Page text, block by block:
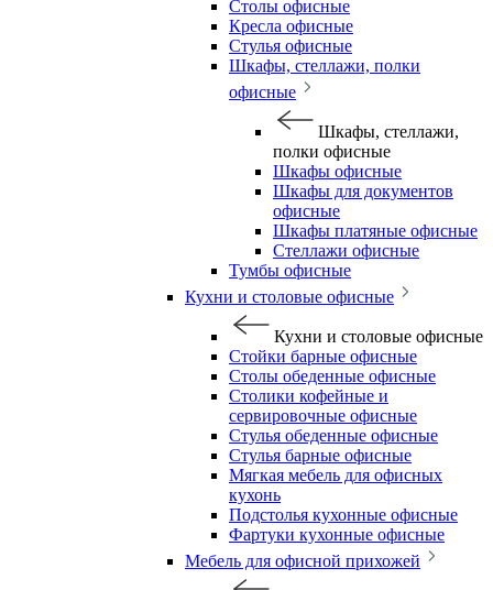
Столы офисные
Кресла офисные
Стулья офисные
Шкафы, стеллажи, полки
офисные
Шкафы, стеллажи,
полки офисные
Шкафы офисные
Шкафы для документов
офисные
Шкафы платяные офисные
Стеллажи офисные
Тумбы офисные
Кухни и столовые офисные
Кухни и столовые офисные
Стойки барные офисные
Столы обеденные офисные
Столики кофейные и
сервировочные офисные
Стулья обеденные офисные
Стулья барные офисные
Мягкая мебель для офисных
кухонь
Подстолья кухонные офисные
Фартуки кухонные офисные
Мебель для офисной прихожей